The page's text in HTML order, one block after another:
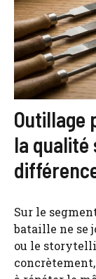
Outillage
la qualité
Sur le
bataille ne se
ou le